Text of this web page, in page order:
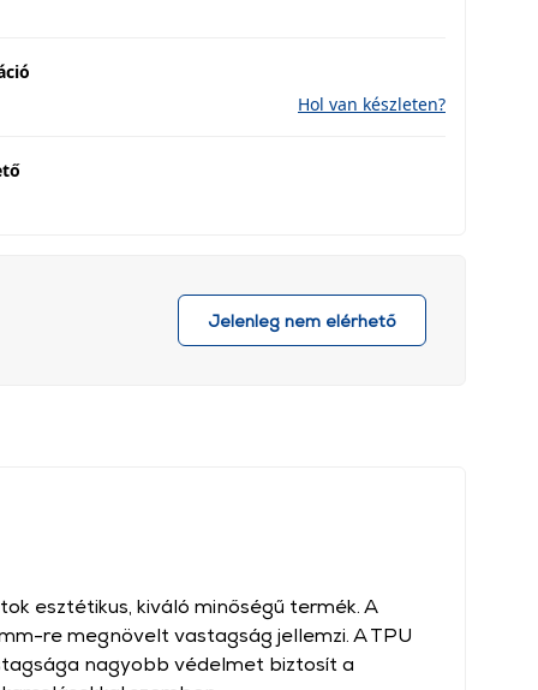
Hol van készleten?
Jelenleg nem elérhető
esztétikus, kiváló minőségű termék. A
re megnövelt vastagság jellemzi. A TPU
nagyobb védelmet biztosít a